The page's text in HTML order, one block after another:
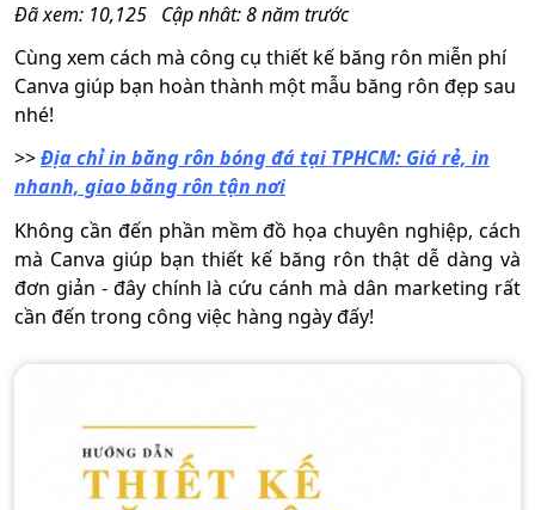
Đã xem: 10,125 Cập nhât: 8 năm trước
Cùng xem cách mà công cụ thiết kế băng rôn miễn phí
Canva giúp bạn hoàn thành một mẫu băng rôn đẹp sau
nhé!
>>Địa chỉ in băng rôn bóng đá tại TPHCM: Giá rẻ, in
nhanh, giao băng rôn tận nơi
Không cần đến phần mềm đồ họa chuyên nghiệp, cách
mà Canva giúp bạn thiết kế băng rôn thật dễ dàng và
đơn giản - đây chính là cứu cánh mà dân marketing rất
cần đến trong công việc hàng ngày đấy!